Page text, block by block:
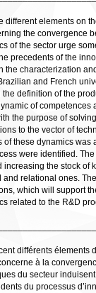
different elements on
the convergence
of the sector urge
precedents of the
the characterization
and French
definition of the
of competences
the purpose of
to the vector of
these dynamics was
were identified.
the stock of
relational ones.
which will support
related to the R&D
différents élements
à la
du secteur
du processus